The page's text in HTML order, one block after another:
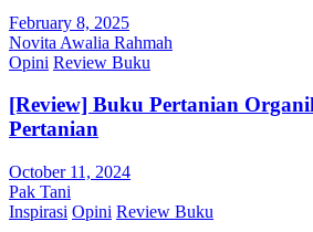
February 8, 2025
Novita Awalia Rahmah
Opini Review Buku
[Review] Buku Pertanian
Pertanian
October 11, 2024
Pak Tani
Inspirasi Opini Review Buku